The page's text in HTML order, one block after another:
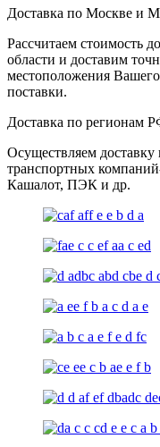
Доставка по Москве и
Рассчитаем стоимость
области и доставим
местоположения Вашего
поставки.
Доставка по регионам
Осуществляем
транспортных
Кашалот, ПЭК и др.